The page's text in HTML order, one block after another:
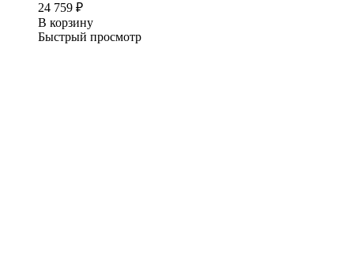
24 759 ₽
В корзину
Быстрый просмотр